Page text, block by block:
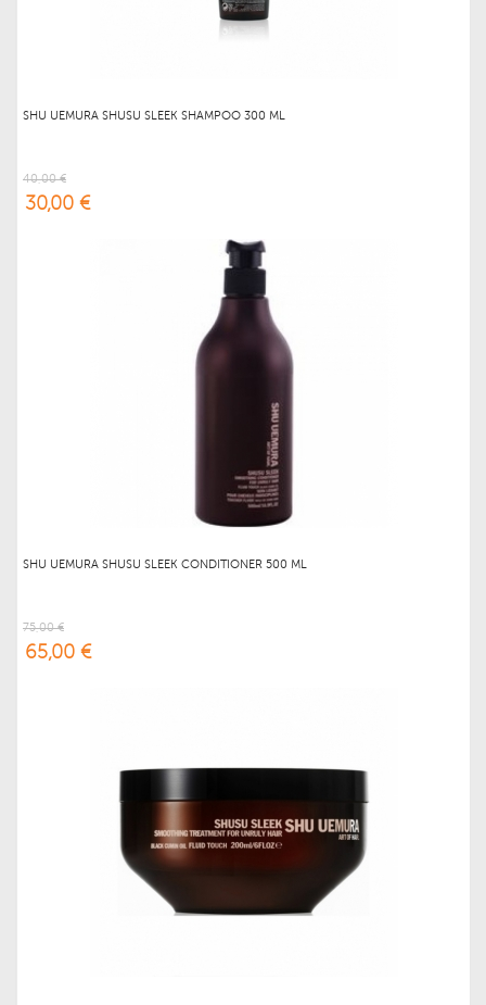
SHU UEMURA SHUSU SLEEK SHAMPOO 300 ML
40,00 €
30,00 €
SHU UEMURA SHUSU SLEEK CONDITIONER 500 ML
75,00 €
65,00 €